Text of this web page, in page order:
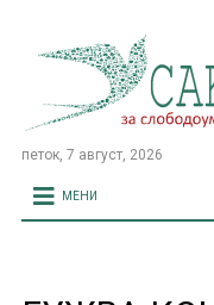
петок, 7 август, 2026
МЕНИ